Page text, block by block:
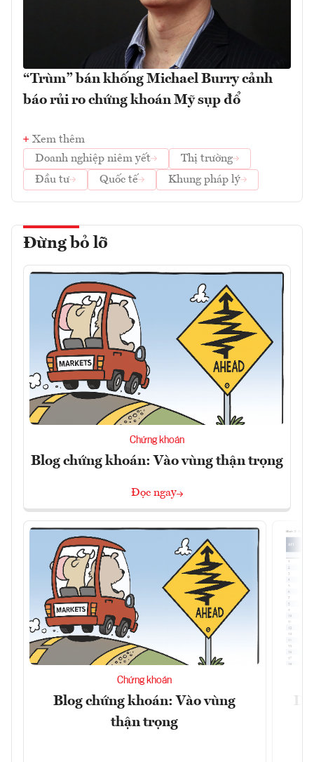
“Trùm” bán khống Michael Burry cảnh
báo rủi ro chứng khoán Mỹ sụp đổ
Xem thêm
Doanh nghiệp niêm yết
Thị trường
Đầu tư
Quốc tế Khung pháp lý
Đừng bỏ lỡ
Chứng khoán
Blog chứng khoán: Vào vùng thận trọng
Đọc ngay
Chứng khoán
Blog chứng khoán: Vào vùng
thận trọng